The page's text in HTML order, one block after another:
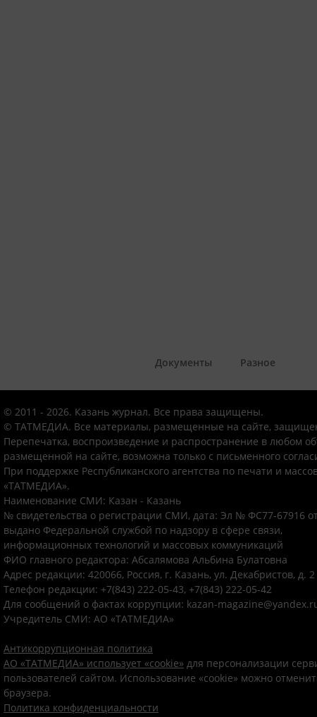
Документы Разное
© 2011 - 2026. Казань журнал. Все права защищены.
© ТАТМЕДИА. Все материалы, размещенные на сайте,
Перепечатка, воспроизведение и распространение в любом
размещенной на сайте, возможна только с письменного
При поддержке Республиканского агентства по печати и
«ТАТМЕДИА».
Наименование СМИ: Казан - Казань
№ свидетельства о регистрации СМИ, дата: Эл № ФС77-67916
выдано Федеральной службой по надзору в сфере связи,
информационных технологий и массовых коммуникаций
ФИО главного редактора: Абсалямова Альбина Булатовна
Адрес редакции: 420066, Россия, г. Казань, ул. Декабристов, д. 2
Телефон редакции: +7(843) 222-05-43, +7(843) 222-05-42
Для сообщений о фактах коррупции: kazan-
Учредитель СМИ: АО «ТАТМЕДИА»
Антикоррупционная политика
АО «ТАТМЕДИА» использует «cookie» для персонализации
пользователей сайтом. Использование «cookie» можно
браузера.
Политика конфиденциальности